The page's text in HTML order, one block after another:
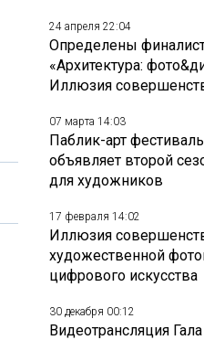
24 апреля 22:04
Определены
«Архитектура:
Иллюзия
07 марта 14:03
Паблик-арт
объявляет второй
для художников
17 февраля 14:02
Иллюзия
художественной
цифрового искусства
30 декабря 00:12
Видеотрансляция